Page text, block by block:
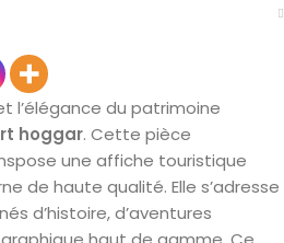
l’élégance du patrimoine
hoggar. Cette pièce
une affiche touristique
de haute qualité. Elle s’adresse
d’histoire, d’aventures